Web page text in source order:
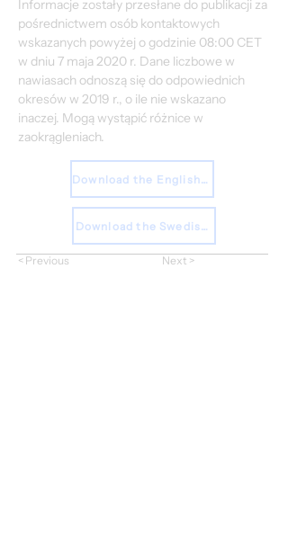
Informacje zostały przesłane do publikacji za
pośrednictwem osób kontaktowych
wskazanych powyżej o godzinie 08:00 CET
w dniu 7 maja 2020 r. Dane liczbowe w
nawiasach odnoszą się do odpowiednich
okresów w 2019 r., o ile nie wskazano
inaczej. Mogą wystąpić różnice w
zaokrągleniach.
Download the English Report
Download the Swedish Report
< Previous Next >